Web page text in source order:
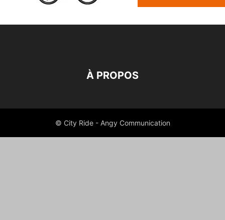
À PROPOS
© City Ride - Angy Communication